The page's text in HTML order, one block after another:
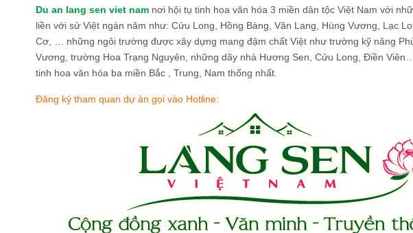
Du an lang sen viet nam nơi hội tụ tinh hoa văn hóa 3 miền dân tộc Việt Nam với
liền với sử Việt ngàn năm như: Cửu Long, Hồng Bàng, Văn Lang, Hùng Vương, Lạc
Cơ, … những ngôi trường được xây dựng mang đậm chất Việt như trường kỹ năng
Vương, trường Hoa Trạng Nguyên, những dãy nhà Hương Sen, Cửu Long, Điền
tinh hoa văn hóa ba miền Bắc , Trung, Nam thống nhất.
Đăng ký tham quan dự án gọi vào Hotline: